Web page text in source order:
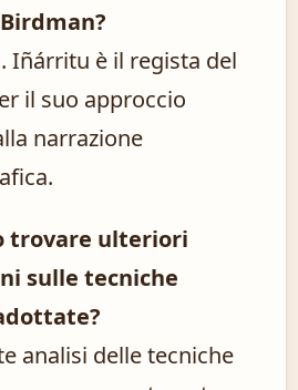
Iñárritu è il regista del
il suo approccio
narrazione
trovare ulteriori
sulle tecniche
analisi delle tecniche